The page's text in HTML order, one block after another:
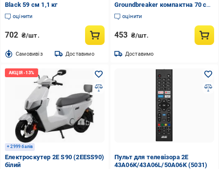
Black 59 см 1,1 кг
оцінити
702 ₴/шт.
Cамовивіз Доставимо
Groundbreaker компактна 70 см
2E-S70B
оцінити
453 ₴/шт.
Доставимо
+ 2999 балів
Електроскутер 2E S90 (2EESS90)
білий
Пульт для телевізора 2E
43A06K/43A06L/50A06K (5031)